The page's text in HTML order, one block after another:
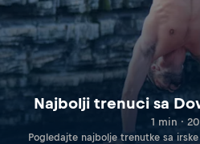
Najbolji trenuci sa
1 min ·
Pogledajte najbolje trenutke sa